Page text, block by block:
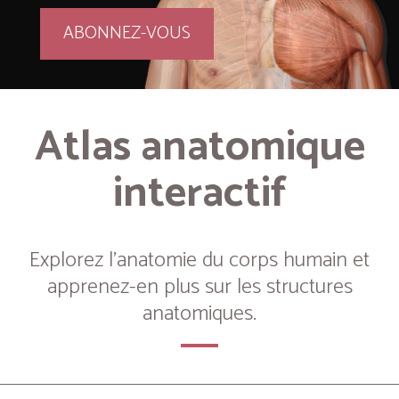
ABONNEZ-VOUS
Atlas anatomique
interactif
Explorez l’anatomie du corps humain et
apprenez-en plus sur les structures
anatomiques.